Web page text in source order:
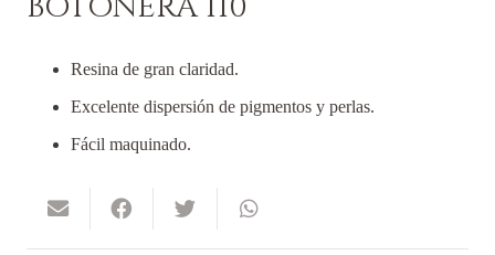
Resina de gran claridad.
Excelente dispersión de pigmentos y perlas.
Fácil maquinado.